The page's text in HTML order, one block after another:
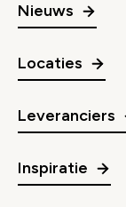
Nieuws
Locaties
Leveranciers
Inspiratie